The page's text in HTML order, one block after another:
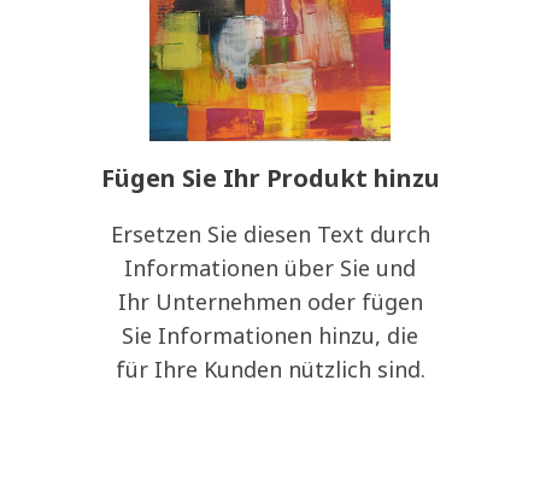
Fügen Sie Ihr Produkt hinzu
Ersetzen Sie diesen Text durch
Informationen über Sie und
Ihr Unternehmen oder fügen
Sie Informationen hinzu, die
für Ihre Kunden nützlich sind.